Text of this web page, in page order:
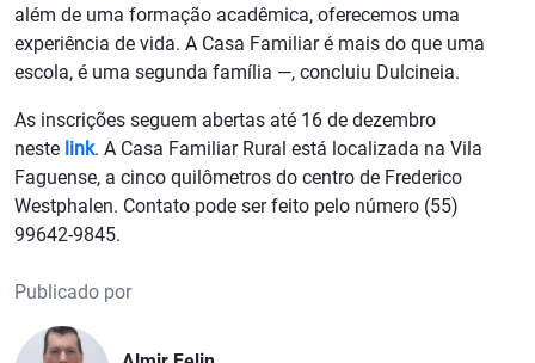
além de uma formação acadêmica, oferecemos uma
experiência de vida. A Casa Familiar é mais do que uma
escola, é uma segunda família —, concluiu Dulcineia.
As inscrições seguem abertas até 16 de dezembro
neste link. A Casa Familiar Rural está localizada na Vila
Faguense, a cinco quilômetros do centro de Frederico
Westphalen. Contato pode ser feito pelo número (55)
99642-9845.
Publicado por